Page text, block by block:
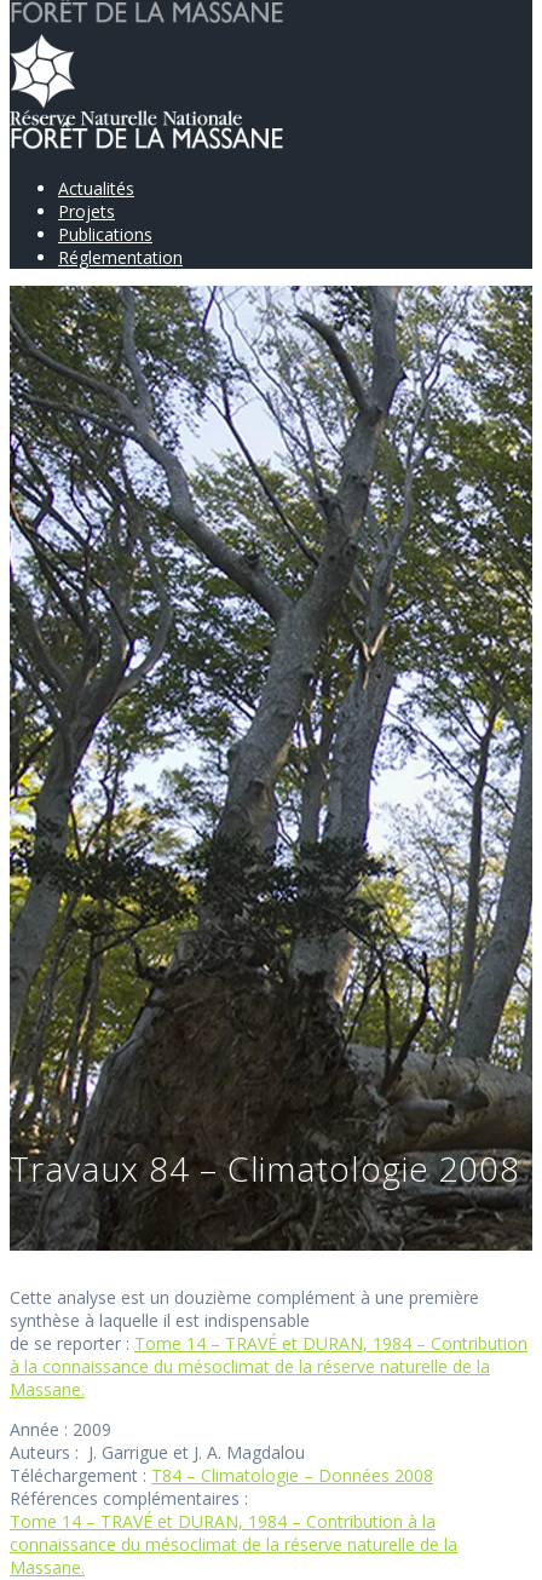
Actualités
Projets
Publications
Réglementation
Travaux 84 – Climatologie 2008
Cette analyse est un douzième complément à une première
synthèse à laquelle il est indispensable
de se reporter : Tome 14 – TRAVÉ et DURAN, 1984 – Contribution
à la connaissance du mésoclimat de la réserve naturelle de la
Massane.
Année : 2009
Auteurs : J. Garrigue et J. A. Magdalou
Téléchargement : T84 – Climatologie – Données 2008
Références complémentaires :
Tome 14 – TRAVÉ et DURAN, 1984 – Contribution à la
connaissance du mésoclimat de la réserve naturelle de la
Massane.